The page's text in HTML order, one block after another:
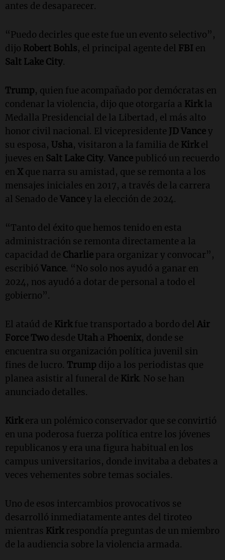
antes de desaparecer.
“Puedo decirles que este fue un evento selectivo”,
dijo Robert Bohls, el principal agente del FBI en
Salt Lake City.
Trump, quien fue acompañado por demócratas en
condenar la violencia, dijo que otorgaría a Kirkla
Medalla Presidencial de la Libertad, el más alto
honor civil nacional. El vicepresidente JD Vancey
su esposa, Usha, visitaron a la familia de Kirkel
jueves en Salt Lake City. Vance publicó un recuerdo
enXque narra su amistad, que se remonta a los
mensajes iniciales en 2017, a través de la carrera
al Senado de Vancey la elección de 2024.
“Tanto del éxito que hemos tenido en esta
administración se remonta directamente a la
capacidad de Charlie para organizar y convocar”,
escribió Vance. “No solo nos ayudó a ganar en
2024, nos ayudó a dotar de personal a todo el
gobierno”.
El ataúd de Kirkfue transportado a bordo del Air
Force Two desde Utah a Phoenix, donde se
encuentra su organización política juvenil sin
fines de lucro. Trump dijo a los periodistas que
planea asistir al funeral de Kirk. No se han
anunciado detalles.
Kirkera un polémico conservador que se convirtió
en una poderosa fuerza política entre los jóvenes
republicanos y era una figura habitual en los
campus universitarios, donde invitaba a debates a
veces vehementes sobre temas sociales.
Uno de esos intercambios provocativos se
desarrolló inmediatamente antes del tiroteo
mientras Kirkrespondía preguntas de un miembro
de la audiencia sobre la violencia armada.